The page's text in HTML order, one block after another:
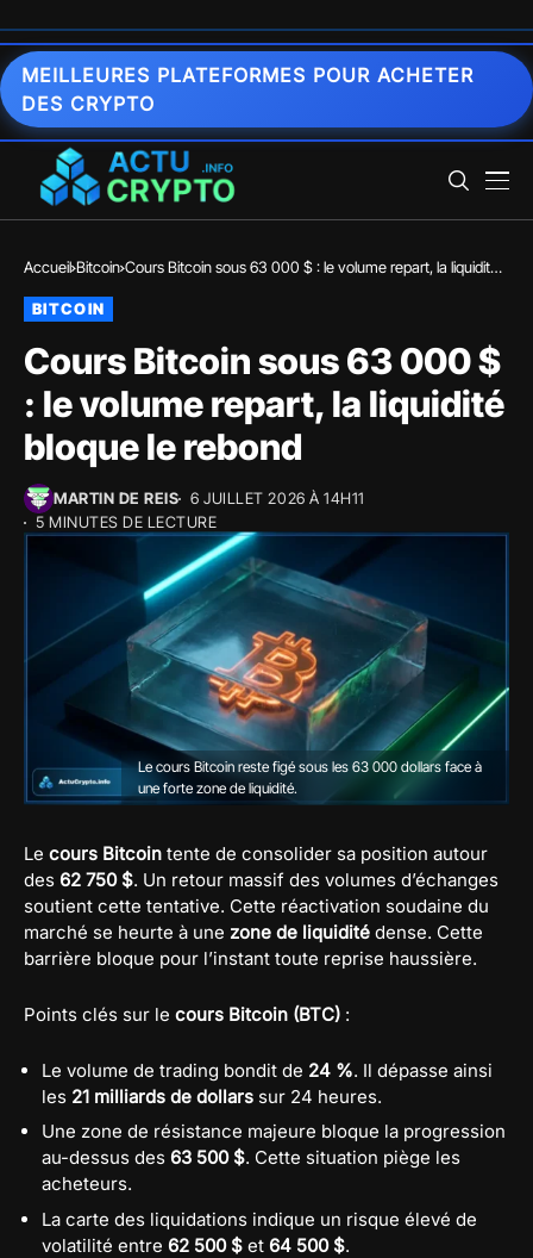
MEILLEURES PLATEFORMES POUR ACHETER
DES CRYPTO
Accueil Bitcoin Cours Bitcoin sous 63 000 $ : le volume repart, la liquidité
BITCOIN
Cours Bitcoin sous 63 000 $
: le volume repart, la liquidité
bloque le rebond
MARTIN DE REIS
6 JUILLET 2026 À 14H11
5 MINUTES DE LECTURE
Le cours Bitcoin reste figé sous les 63 000 dollars face à
une forte zone de liquidité.
Le cours Bitcoin tente de consolider sa position autour
des 62 750 $. Un retour massif des volumes d’échanges
soutient cette tentative. Cette réactivation soudaine du
marché se heurte à une zone de liquidité dense. Cette
barrière bloque pour l’instant toute reprise haussière.
Points clés sur le cours Bitcoin (BTC) :
Le volume de trading bondit de 24 %. Il dépasse ainsi
les 21 milliards de dollars sur 24 heures.
Une zone de résistance majeure bloque la progression
au-dessus des 63 500 $. Cette situation piège les
acheteurs.
La carte des liquidations indique un risque élevé de
volatilité entre 62 500 $ et 64 500 $.